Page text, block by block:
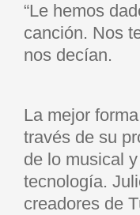
“Le hemos
canción. Nos
nos decían.
La mejor
través de su
de lo musical
tecnología.
creadores de